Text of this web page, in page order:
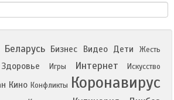
Беларусь Бизнес Видео Дети
Жесть
Здоровье Игры Интернет Искусство
Кино Конфликты Коронавирус